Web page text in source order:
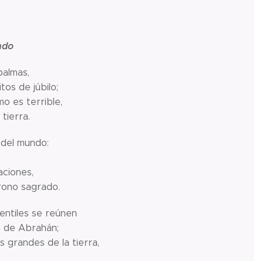
de júbilo;
es terrible,
tierra.
mundo:
sagrado.
se reúnen
Abrahán;
grandes de la tierra,